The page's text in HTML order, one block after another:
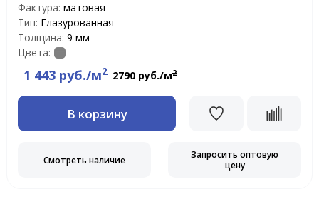
Фактура: матовая
Тип: Глазурованная
Толщина: 9 мм
Цвета:
1 443 руб./м2 2790 руб./м2
В корзину
Смотреть наличие
Запросить оптовую
цену